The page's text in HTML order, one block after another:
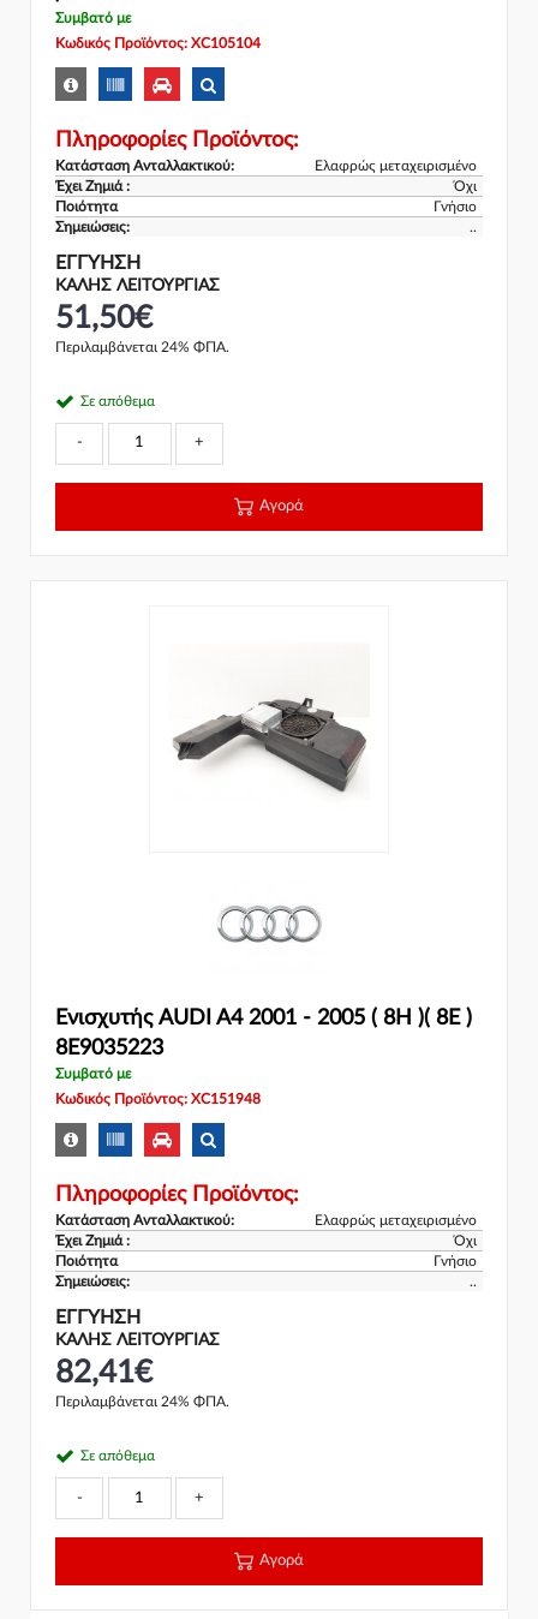
Συμβατό με
Κωδικός Προϊόντος: XC105104
Πληροφορίες Προϊόντος:
Κατάσταση Ανταλλακτικού:
Ελαφρώς μεταχειρισμένο
Έχει Ζημιά :
Όχι
Ποιότητα
Γνήσιο
Σημειώσεις:
..
ΕΓΓΎΗΣΗ
ΚΑΛΗΣ ΛΕΙΤΟΥΡΓΙΑΣ
51,50€
Περιλαμβάνεται 24% ΦΠΑ.
Σε απόθεμα
- +
Αγορά
Ενισχυτής AUDI A4 2001 - 2005 ( 8H )( 8E )
8E9035223
Συμβατό με
Κωδικός Προϊόντος: XC151948
Πληροφορίες Προϊόντος:
Κατάσταση Ανταλλακτικού:
Ελαφρώς μεταχειρισμένο
Έχει Ζημιά :
Όχι
Ποιότητα
Γνήσιο
Σημειώσεις:
..
ΕΓΓΎΗΣΗ
ΚΑΛΗΣ ΛΕΙΤΟΥΡΓΙΑΣ
82,41€
Περιλαμβάνεται 24% ΦΠΑ.
Σε απόθεμα
- +
Αγορά